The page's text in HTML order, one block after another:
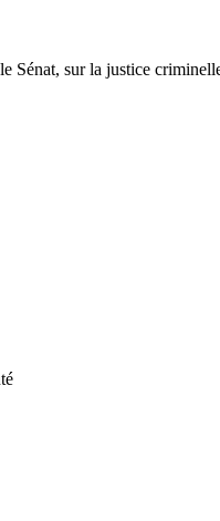
Sénat, sur la justice